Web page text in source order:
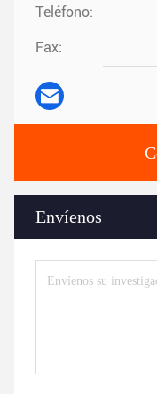
Teléfono:
Fax:
Envíenos